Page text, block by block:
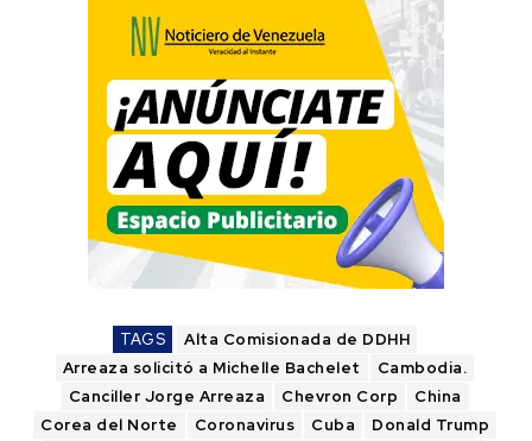
TAGS
Alta Comisionada de DDHH
Arreaza solicitó a Michelle Bachelet
Cambodia.
Canciller Jorge Arreaza
Chevron Corp
China
Corea del Norte
Coronavirus Cuba
Donald Trump